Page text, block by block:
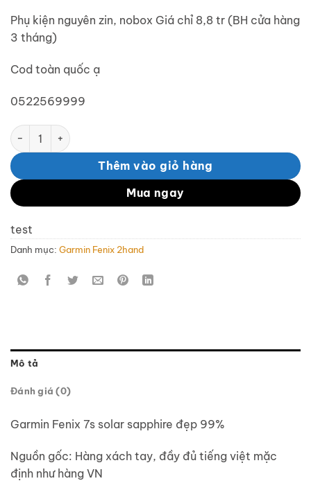
Phụ kiện nguyên zin, nobox Giá chỉ 8,8 tr (BH cửa hàng
3 tháng)
Cod toàn quốc ạ
0522569999
Garmin Fenix 7s Solar cũ, 42mm, đẹp 99% nguyên bản số
Thêm vào giỏ hàng
Mua ngay
test
Danh mục: Garmin Fenix 2hand
Mô tả
Đánh giá (0)
Garmin Fenix 7s solar sapphire đẹp 99%
Nguồn gốc: Hàng xách tay, đầy đủ tiếng việt mặc
định như hàng VN